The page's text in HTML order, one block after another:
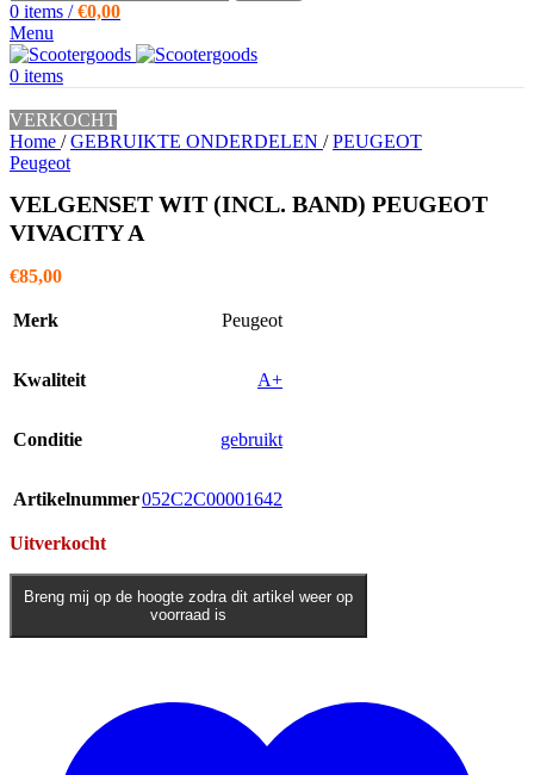
0 items / €0,00
Menu
0 items
VERKOCHT
Home / GEBRUIKTE ONDERDELEN / PEUGEOT
Peugeot
VELGENSET WIT (INCL. BAND) PEUGEOT
VIVACITY A
€85,00
Merk Peugeot
Kwaliteit A+
Conditie gebruikt
Artikelnummer052C2C00001642
Uitverkocht
Breng mij op de hoogte zodra dit artikel weer op
voorraad is